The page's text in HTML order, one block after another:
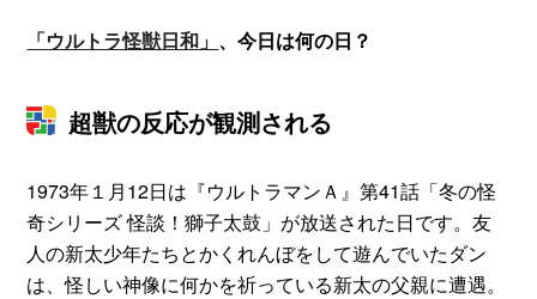
「ウルトラ怪獣日和」 、今日は何の日？
超獣の反応が観測される
1973年１月12日は『ウルトラマンＡ』第41話「冬の怪
奇シリーズ 怪談！獅子太鼓」が放送された日です。友
人の新太少年たちとかくれんぼをして遊んでいたダン
は、怪しい神像に何かを祈っている新太の父親に遭遇。